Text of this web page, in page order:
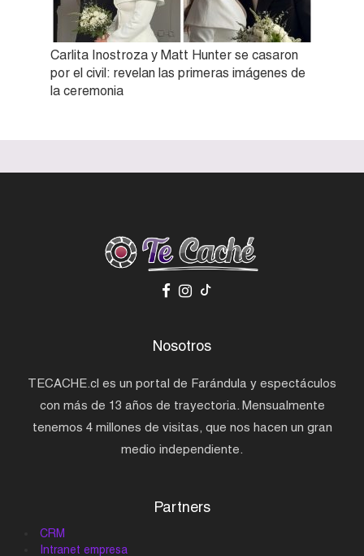
Carlita Inostroza y Matt Hunter se casaron
por el civil: revelan las primeras imágenes de
la ceremonia
Nosotros
TECACHE.cl es un portal de Farándula y espectáculos
con más de 13 años de trayectoria. Mensualmente
tenemos 4 millones de visitas, que nos hacen un gran
medio independiente.
Partners
CRM
Intranet empresa